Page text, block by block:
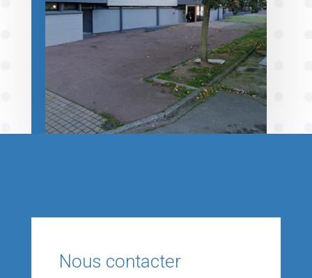
Nous contacter